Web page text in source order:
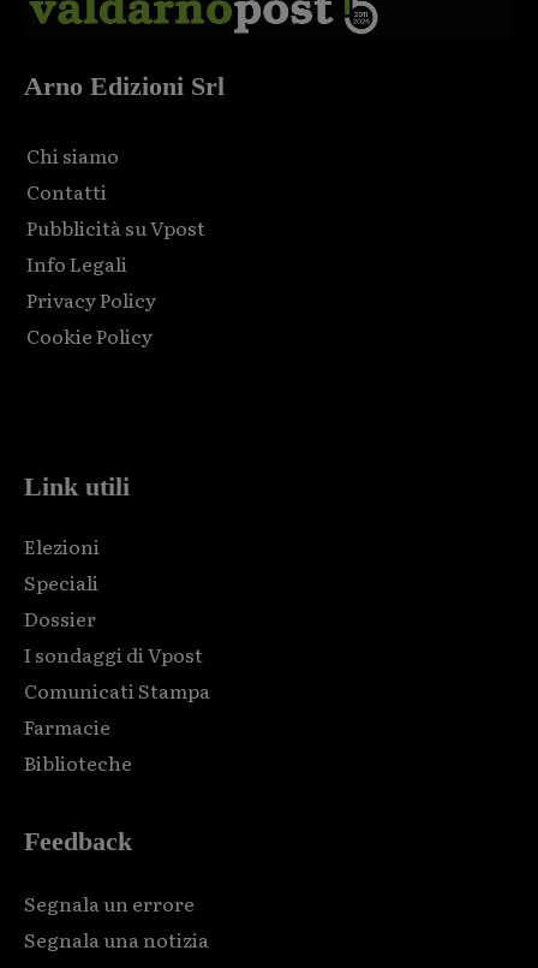
Arno Edizioni Srl
Chi siamo
Contatti
Pubblicità su Vpost
Info Legali
Privacy Policy
Cookie Policy
Link utili
Elezioni
Speciali
Dossier
I sondaggi di Vpost
Comunicati Stampa
Farmacie
Biblioteche
Feedback
Segnala un errore
Segnala una notizia